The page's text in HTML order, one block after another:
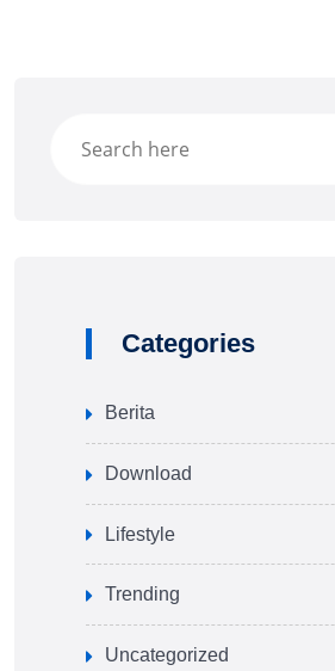
Categories
Berita
Download
Lifestyle
Trending
Uncategorized